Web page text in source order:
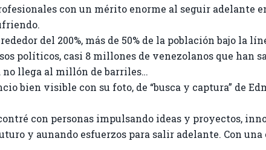
con un mérito enorme al seguir adelante
del 200%, más de 50% de la población bajo la
políticos, casi 8 millones de venezolanos que han
no llega al millón de barriles…
bien visible con su foto, de “busca y captura” de
con personas impulsando ideas y proyectos,
y aunando esfuerzos para salir adelante. Con